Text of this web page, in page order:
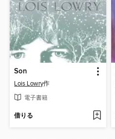
Son
Lois Lowry作
電子書籍
借りる